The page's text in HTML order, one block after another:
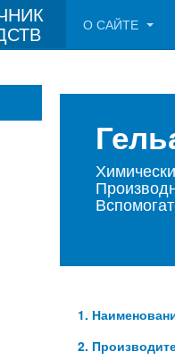
О САЙТЕ
1.
2.